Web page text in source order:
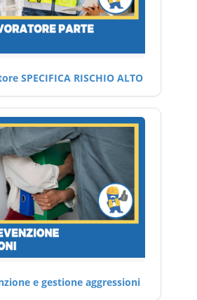
SPECIFICA RISCHIO ALTO
e gestione aggressioni